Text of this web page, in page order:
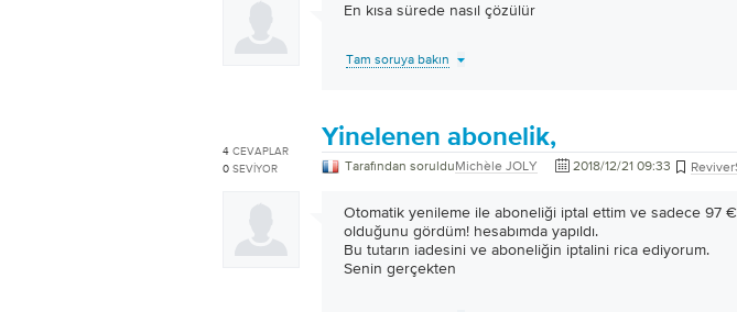
En kısa sürede nasıl çözülür
Tam soruya bakın
4 CEVAPLAR
0 SEVIYOR
Yinelenen abonelik,
Tarafından sorulduMichèle JOLY 2018/12/21 09:33
Otomatik yenileme ile aboneliği iptal ettim ve sadece 97
olduğunu gördüm! hesabımda yapıldı.
Bu tutarın iadesini ve aboneliğin iptalini rica ediyorum.
Senin gerçekten